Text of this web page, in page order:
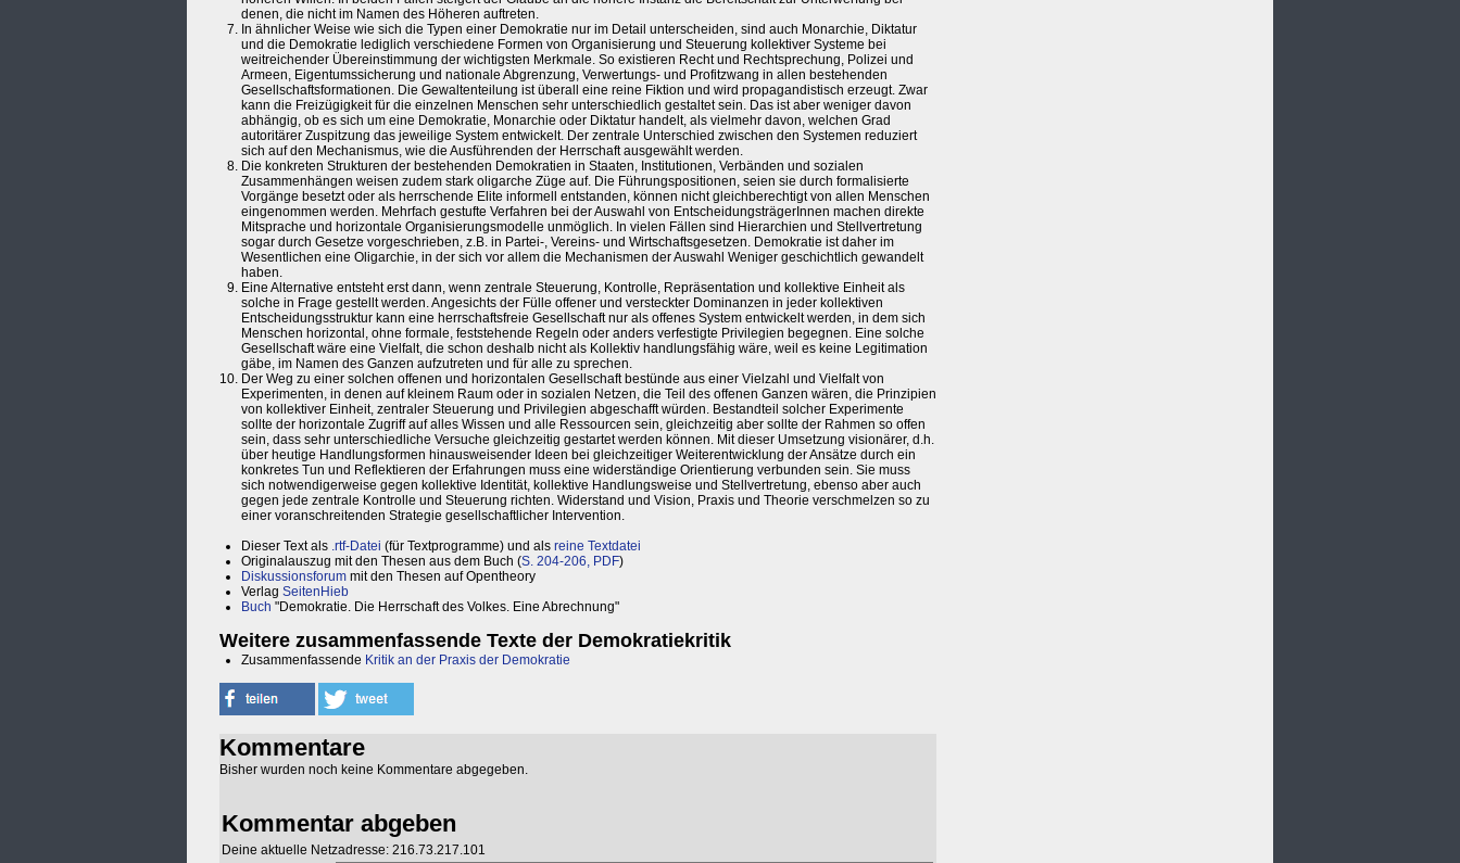
denen, die nicht im Namen des Höheren auftreten.
In ähnlicher Weise wie sich die Typen einer Demokratie nur im Detail unterscheiden, sind auch Monarchie, Diktatur
und die Demokratie lediglich verschiedene Formen von Organisierung und Steuerung kollektiver Systeme bei
weitreichender Übereinstimmung der wichtigsten Merkmale. So existieren Recht und Rechtsprechung, Polizei und
Armeen, Eigentumssicherung und nationale Abgrenzung, Verwertungs- und Profitzwang in allen bestehenden
Gesellschaftsformationen. Die Gewaltenteilung ist überall eine reine Fiktion und wird propagandistisch erzeugt. Zwar
kann die Freizügigkeit für die einzelnen Menschen sehr unterschiedlich gestaltet sein. Das ist aber weniger davon
abhängig, ob es sich um eine Demokratie, Monarchie oder Diktatur handelt, als vielmehr davon, welchen Grad
autoritärer Zuspitzung das jeweilige System entwickelt. Der zentrale Unterschied zwischen den Systemen reduziert
sich auf den Mechanismus, wie die Ausführenden der Herrschaft ausgewählt werden.
Die konkreten Strukturen der bestehenden Demokratien in Staaten, Institutionen, Verbänden und sozialen
Zusammenhängen weisen zudem stark oligarche Züge auf. Die Führungspositionen, seien sie durch formalisierte
Vorgänge besetzt oder als herrschende Elite informell entstanden, können nicht gleichberechtigt von allen Menschen
eingenommen werden. Mehrfach gestufte Verfahren bei der Auswahl von EntscheidungsträgerInnen machen direkte
Mitsprache und horizontale Organisierungsmodelle unmöglich. In vielen Fällen sind Hierarchien und Stellvertretung
sogar durch Gesetze vorgeschrieben, z.B. in Partei-, Vereins- und Wirtschaftsgesetzen. Demokratie ist daher im
Wesentlichen eine Oligarchie, in der sich vor allem die Mechanismen der Auswahl Weniger geschichtlich gewandelt
haben.
Eine Alternative entsteht erst dann, wenn zentrale Steuerung, Kontrolle, Repräsentation und kollektive Einheit als
solche in Frage gestellt werden. Angesichts der Fülle offener und versteckter Dominanzen in jeder kollektiven
Entscheidungsstruktur kann eine herrschaftsfreie Gesellschaft nur als offenes System entwickelt werden, in dem sich
Menschen horizontal, ohne formale, feststehende Regeln oder anders verfestigte Privilegien begegnen. Eine solche
Gesellschaft wäre eine Vielfalt, die schon deshalb nicht als Kollektiv handlungsfähig wäre, weil es keine Legitimation
gäbe, im Namen des Ganzen aufzutreten und für alle zu sprechen.
Der Weg zu einer solchen offenen und horizontalen Gesellschaft bestünde aus einer Vielzahl und Vielfalt von
Experimenten, in denen auf kleinem Raum oder in sozialen Netzen, die Teil des offenen Ganzen wären, die Prinzipien
von kollektiver Einheit, zentraler Steuerung und Privilegien abgeschafft würden. Bestandteil solcher Experimente
sollte der horizontale Zugriff auf alles Wissen und alle Ressourcen sein, gleichzeitig aber sollte der Rahmen so offen
sein, dass sehr unterschiedliche Versuche gleichzeitig gestartet werden können. Mit dieser Umsetzung visionärer, d.h.
über heutige Handlungsformen hinausweisender Ideen bei gleichzeitiger Weiterentwicklung der Ansätze durch ein
konkretes Tun und Reflektieren der Erfahrungen muss eine widerständige Orientierung verbunden sein. Sie muss
sich notwendigerweise gegen kollektive Identität, kollektive Handlungsweise und Stellvertretung, ebenso aber auch
gegen jede zentrale Kontrolle und Steuerung richten. Widerstand und Vision, Praxis und Theorie verschmelzen so zu
einer voranschreitenden Strategie gesellschaftlicher Intervention.
Dieser Text als .rtf-Datei (für Textprogramme) und als reine Textdatei
Originalauszug mit den Thesen aus dem Buch (S. 204-206, PDF)
Diskussionsforum mit den Thesen auf Opentheory
Verlag SeitenHieb
Buch "Demokratie. Die Herrschaft des Volkes. Eine Abrechnung"
Weitere zusammenfassende Texte der Demokratiekritik
Zusammenfassende Kritik an der Praxis der Demokratie
Kommentare
Bisher wurden noch keine Kommentare abgegeben.
Kommentar abgeben
Deine aktuelle Netzadresse: 216.73.217.101